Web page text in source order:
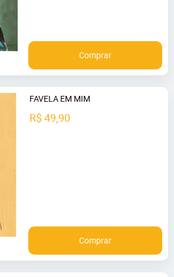
Comprar
FAVELA EM MIM
R$ 49,90
Comprar